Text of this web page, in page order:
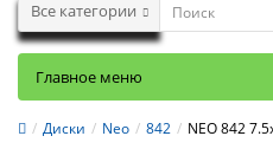
Все категории
Главное меню
Диски Neo 842 NEO 842